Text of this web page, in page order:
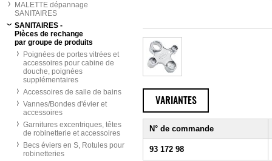
MALETTE dépannage
SANITAIRES
SANITAIRES -
Pièces de rechange
par groupe de produits
Poignées de portes vitrées et
accessoires pour cabine de
douche, poignées
supplémentaires
Accessoires de salle de bains
Vannes/Bondes d'évier et
accessoires
Garnitures excentriques, têtes
de robinetterie et accessoires
Becs éviers en S, Rotules pour
robinetteries
VARIANTES
N° de commande
93 172 98